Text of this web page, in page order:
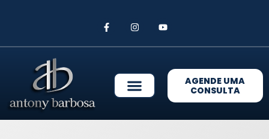
AGENDE UMA
CONSULTA